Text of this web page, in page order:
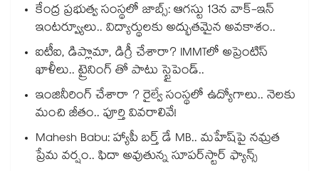
కేంద్ర ప్రభుత్వ సంస్థలో జాబ్స్: ఆగస్టు 13న వాక్-ఇన్
ఇంటర్వ్యూలు.. విద్యార్థులకు అద్భుతమైన అవకాశం..
ఐటీఐ, డిప్లొమా, డిగ్రీ చేశారా? IMMTలో అప్రెంటిస్
ఖాళీలు.. ట్రైనింగ్ తో పాటు స్టైపెండ్..
ఇంజినీరింగ్ చేశారా ? రైల్వే సంస్థలో ఉద్యోగాలు.. నెలకు
మంచి జీతం.. పూర్తి వివరాలివే!
Mahesh Babu: హ్యాపీ బర్త్ డే MB.. మహేష్‌పై నమ్రత
ప్రేమ వర్షం.. ఫిదా అవుతున్న సూపర్‌స్టార్ ఫ్యాన్స్